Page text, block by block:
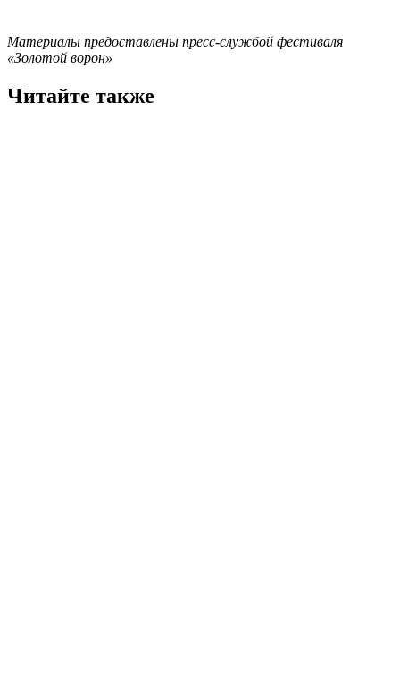
Материалы предоставлены пресс-службой фестиваля
«Золотой ворон»
Читайте также